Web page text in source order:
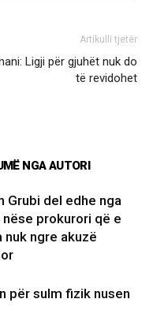
Artikulli tjetër
Ligji për gjuhët nuk do
të revidohet
NGA AUTORI
Grubi del edhe nga
prokurori që e
nuk ngre akuzë
për sulm fizik nusen